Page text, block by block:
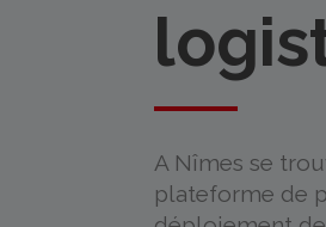
A Nîmes se
plateforme de